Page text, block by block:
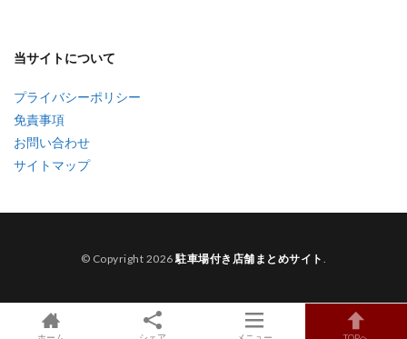
当サイトについて
プライバシーポリシー
免責事項
お問い合わせ
サイトマップ
© Copyright 2026駐車場付き店舗まとめサイト